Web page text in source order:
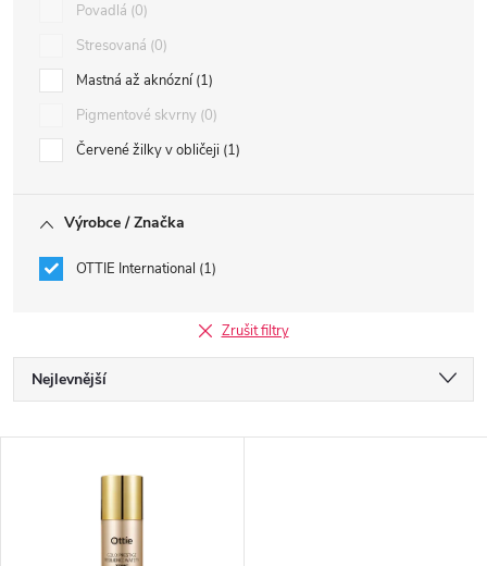
Povadlá 0
Stresovaná 0
Mastná až aknózní 1
Pigmentové skvrny 0
Červené žilky v obličeji 1
Výrobce / Značka
OTTIE International 1
Zrušit filtry
Ř
a
Nejlevnější